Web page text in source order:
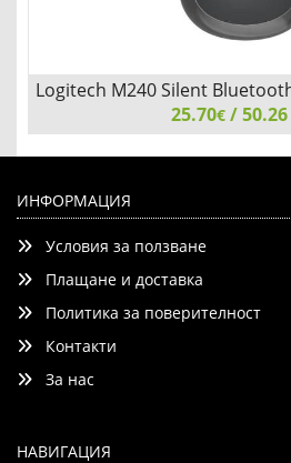
EMEA-808
Logitech M240 Silent
- EMEA-808
25.70€/ 50.26
ИНФОРМАЦИЯ
Условия за ползване
Плащане и доставка
Политика за поверителност
Контакти
За нас
НАВИГАЦИЯ